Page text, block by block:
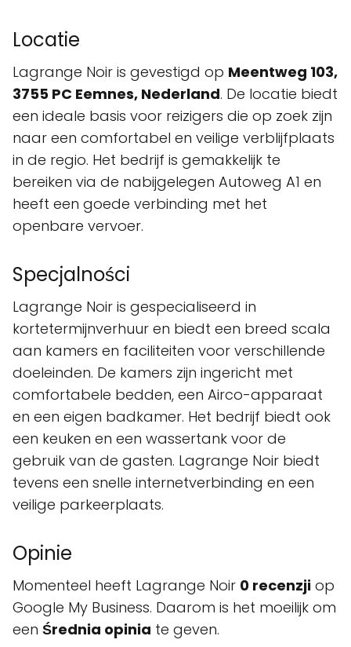
Locatie
Lagrange Noir is gevestigd op Meentweg 103,
3755 PC Eemnes, Nederland. De locatie biedt
een ideale basis voor reizigers die op zoek zijn
naar een comfortabel en veilige verblijfplaats
in de regio. Het bedrijf is gemakkelijk te
bereiken via de nabijgelegen Autoweg A1 en
heeft een goede verbinding met het
openbare vervoer.
Specjalności
Lagrange Noir is gespecialiseerd in
kortetermijnverhuur en biedt een breed scala
aan kamers en faciliteiten voor verschillende
doeleinden. De kamers zijn ingericht met
comfortabele bedden, een Airco-apparaat
en een eigen badkamer. Het bedrijf biedt ook
een keuken en een wassertank voor de
gebruik van de gasten. Lagrange Noir biedt
tevens een snelle internetverbinding en een
veilige parkeerplaats.
Opinie
Momenteel heeft Lagrange Noir 0 recenzji op
Google My Business. Daarom is het moeilijk om
een Średnia opinia te geven.